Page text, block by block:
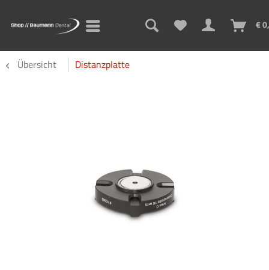
€
Übersicht Distanzplatte